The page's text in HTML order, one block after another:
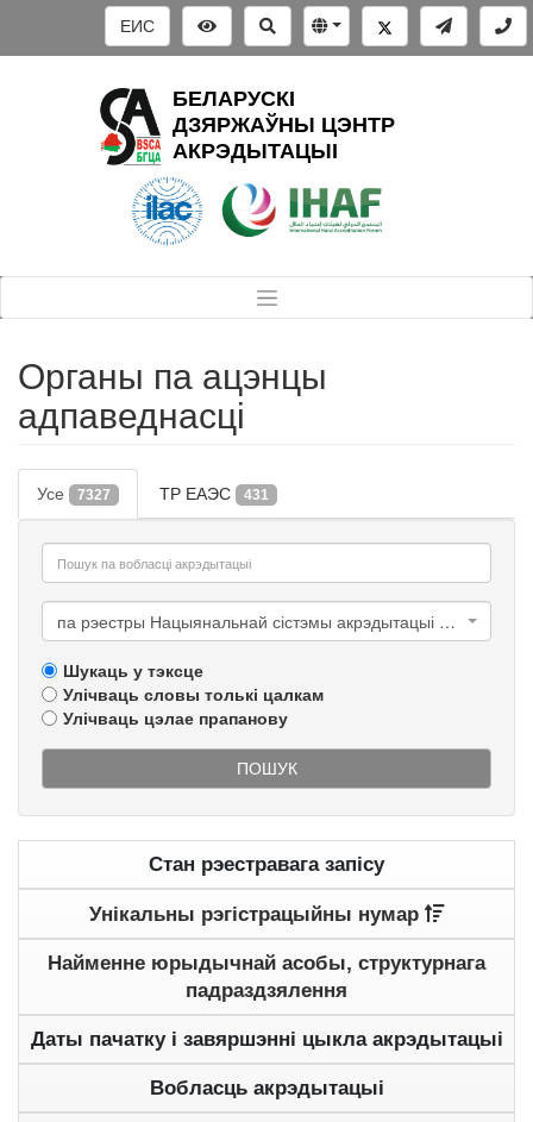
ЕИС
БЕЛАРУСКІ
ДЗЯРЖАЎНЫ ЦЭНТР
АКРЭДЫТАЦЫІ
Органы па ацэнцы
адпаведнасці
Усе 7327 ТР ЕАЭС 431
па рэестры Нацыянальнай сістэмы акрэдытацыі Рэспублікі Беларусь
Шукаць у тэксце
Улічваць словы толькі цалкам
Улічваць цэлае прапанову
ПОШУК
Стан рэестравага запісу
Унікальны рэгістрацыйны нумар
Найменне юрыдычнай асобы, структурнага
падраздзялення
Даты пачатку і завяршэнні цыкла акрэдытацыі
Вобласць акрэдытацыі